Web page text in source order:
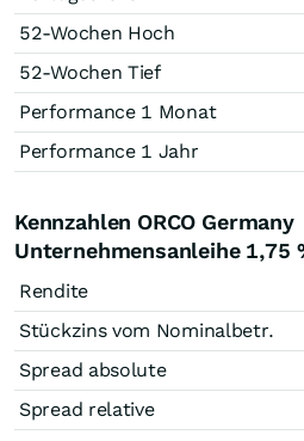
52-Wochen Hoch
52-Wochen Tief
Performance 1 Monat
Performance 1 Jahr
Kennzahlen ORCO Germany
Unternehmensanleihe 1,75
Rendite
Stückzins vom Nominalbetr.
Spread absolute
Spread relative